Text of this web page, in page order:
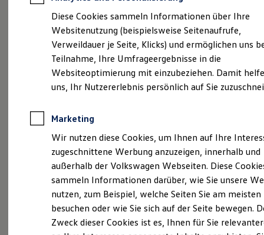
Versicherungen und Garantien
Kfz-Versicherung
Restschuldversicherungen
Garantien
Wartungsverträge
Geschäftskunden
Professional Class bei Volkswagen
Großkunden
Behörden
Anpfiff zum Gewinn
Elektroautos
ID. Tutorials
Elektrofahrzeugkonzepte
Reichweite
Reichweite der ID. Modelle
Reichweite im Winter
Laden
Probefahrt vereinbaren
Diese Cookies sammeln Informationen über Ihre
Websitenutzung (beispielsweise Seitenaufrufe,
Verweildauer je Seite, Klicks) und ermöglichen uns
Teilnahme, Ihre Umfrageergebnisse in die
Websiteoptimierung mit einzubeziehen. Damit
uns, Ihr Nutzererlebnis persönlich auf Sie
Marketing
Wir nutzen diese Cookies, um Ihnen auf Ihre
zugeschnittene Werbung anzuzeigen, innerhalb und
außerhalb der Volkswagen Webseiten. Diese
sammeln Informationen darüber, wie Sie unsere
nutzen, zum Beispiel, welche Seiten Sie am meisten
besuchen oder wie Sie sich auf der Seite bewegen.
Zweck dieser Cookies ist es, Ihnen für Sie